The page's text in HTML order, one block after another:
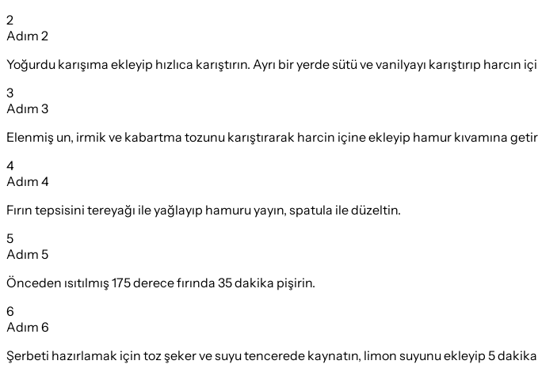
2
Adım 2
Yoğurdu karışıma ekleyip hızlıca karıştırın. Ayrı bir yerde sütü ve vanilyayı karıştırıp harcın
3
Adım 3
Elenmiş un, irmik ve kabartma tozunu karıştırarak harcin içine ekleyip hamur kıvamına
4
Adım 4
Fırın tepsisini tereyağı ile yağlayıp hamuru yayın, spatula ile düzeltin.
5
Adım 5
Önceden ısıtılmış 175 derece fırında 35 dakika pişirin.
6
Adım 6
Şerbeti hazırlamak için toz şeker ve suyu tencerede kaynatın, limon suyunu ekleyip 5